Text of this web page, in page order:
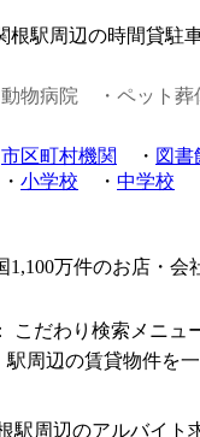
根駅周辺の時間貸駐
動物病院
・ペット葬
市区町村機関 ・ 図書
小学校 ・ 中学校
1,100万件のお店・
こだわり検索メニュ
駅周辺の賃貸物件を
駅周辺のアルバイト